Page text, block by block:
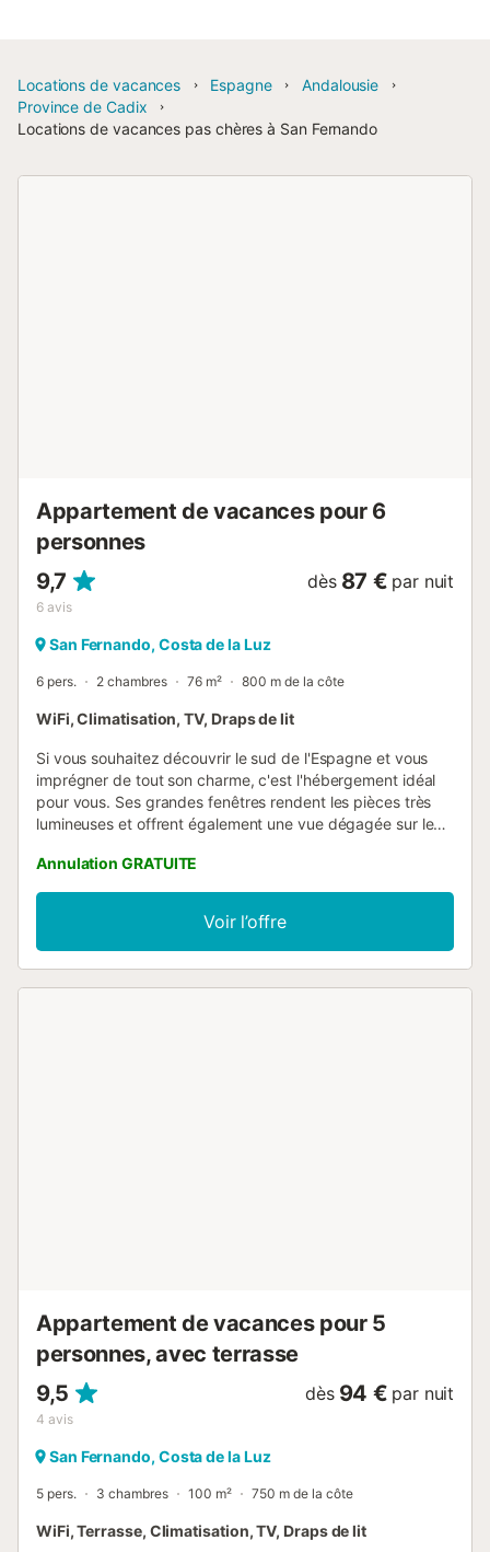
Locations de vacances Espagne
Andalousie
Province de Cadix
Locations de vacances pas chères à San Fernando
Appartement de vacances pour 6
personnes
9,7
6 avis
dès 87 € par nuit
San Fernando, Costa de la Luz
6 pers. 2 chambres 76 m² 800 m de la côte
WiFi, Climatisation, TV, Draps de lit
Si vous souhaitez découvrir le sud de l'Espagne et vous
imprégner de tout son charme, c'est l'hébergement idéal
pour vous. Ses grandes fenêtres rendent les pièces très
lumineuses et offrent également une vue dégagée sur les
à appartements, cet appartement a des voisins directs,
l'intimité est donc partielle. Situé au deuxième étage d’un
immeuble sans ascenseur et réparti sur un seul niveau,
l’intérieur de l’appartement est conçu pour vous offrir le
repos que vous méritez. Le charmant salon-salle à manger,
Annulation GRATUITE
Voir l’offre
Appartement de vacances pour 5
personnes, avec terrasse
9,5
4 avis
dès 94 € par nuit
San Fernando, Costa de la Luz
5 pers. 3 chambres 100 m² 750 m de la côte
WiFi, Terrasse, Climatisation, TV, Draps de lit